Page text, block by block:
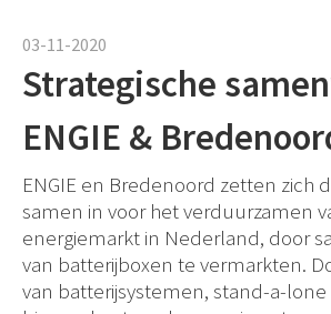
03-11-2020
Strategische
ENGIE &
ENGIE en Bredenoord zetten zich
samen in voor het verduurzamen
energiemarkt in Nederland, door
van batterijboxen te vermarkten.
van batterijsystemen, stand-a-lone